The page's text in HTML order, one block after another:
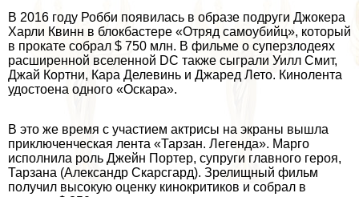
В 2016 году Робби появилась в образе подруги Джокера
Харли Квинн в блокбастере «Отряд самоубийц», который
в прокате собрал $ 750 млн. В фильме о суперзлодеях
расширенной вселенной DC также сыграли Уилл Смит,
Джай Кортни, Кара Делевинь и Джаред Лето. Кинолента
удостоена одного «Оскара».
В это же время с участием актрисы на экраны вышла
приключенческая лента «Тарзан. Легенда». Марго
исполнила роль Джейн Портер, супруги главного героя,
Тарзана (Александр Скарсгард). Зрелищный фильм
получил высокую оценку кинокритиков и собрал в